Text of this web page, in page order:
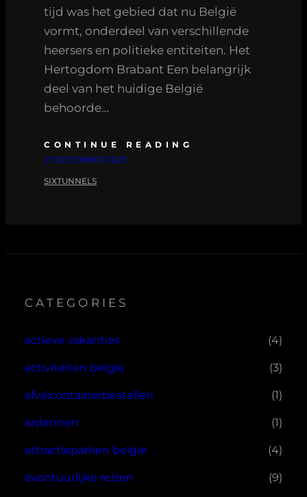
tijd was het gebied dat nu België
vormt, onderdeel van verschillende
heersers en politieke entiteiten. Het
Hertogdom Brabant Een belangrijk
deel van het huidige België
behoorde…
CONTINUE READING
23 DECEMBER 2025
SIXTUNNELS
CATEGORIES
actieve vakanties (4)
activiteiten belgie (3)
afvalcontainerbestellen (1)
ardennen (1)
attractieparken belgie (4)
avontuurlijke reizen (9)